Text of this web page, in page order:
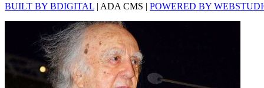
BUILT BY BDIGITAL | ADA CMS | POWERED BY